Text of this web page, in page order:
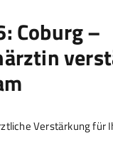
Coburg –
Verstärkung für